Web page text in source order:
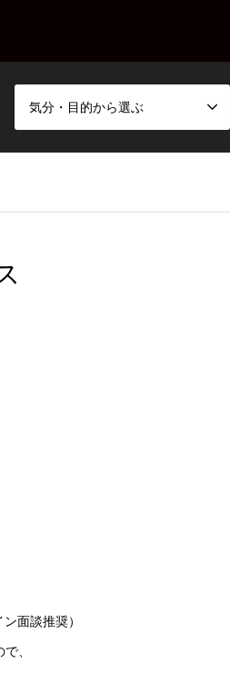
気分・目的から選ぶ
面談推奨）
、